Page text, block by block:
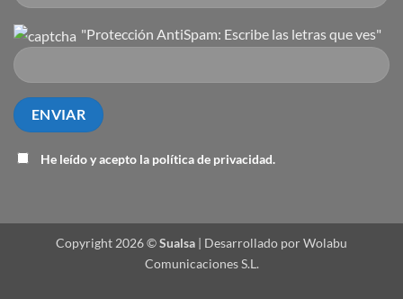
"Protección AntiSpam: Escribe las letras que ves"
He leído y acepto la política de privacidad.
Copyright 2026 ©Sualsa | Desarrollado por Wolabu
Comunicaciones S.L.